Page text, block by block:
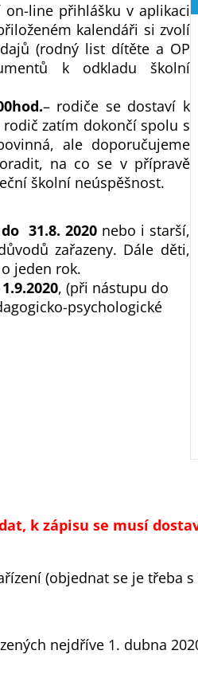
on-line přihlášku v aplikaci
kalendáři si zvolí
(rodný list dítěte a OP
k odkladu školní
– rodiče se dostaví k
zatím dokončí spolu s
ale doporučujeme
na co se v přípravě
školní neúspěšnost.
31.8. 2020nebo i starší,
zařazeny. Dále děti,
jeden rok.
1.9.2020, (při nástupu do
psychologické
k zápisu se musí
(objednat se je třeba
nejdříve 1. dubna